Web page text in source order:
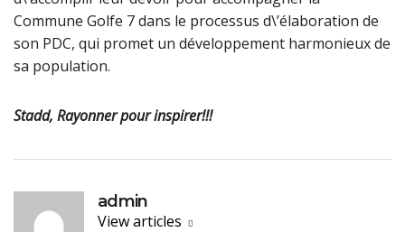
Commune Golfe 7 dans le processus d\’élaboration de
son PDC, qui promet un développement harmonieux de
sa population.
Stadd, Rayonner pour inspirer!!!
admin
View articles